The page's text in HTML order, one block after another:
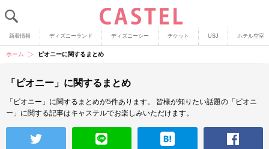
新着情報 ディズニーランド ディズニーシー チケット USJ ホテル空室
ホーム ピオニーに関するまとめ
「ピオニー」に関するまとめ
「ピオニー」に関するまとめが5件あります。
皆様が知りたい話題の「ピオニ
ー」に関する記事はキャステルでお楽しみいただけます。